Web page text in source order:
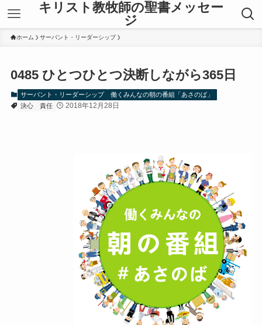
キリスト教牧師の聖書メッセー
ジ
ホーム サーバント・リーダーシップ
0485 ひとつひとつ決断しながら365日
サーバント・リーダーシップ
働くみんなの朝の番組「あさのば」
決心
責任 2018年12月28日